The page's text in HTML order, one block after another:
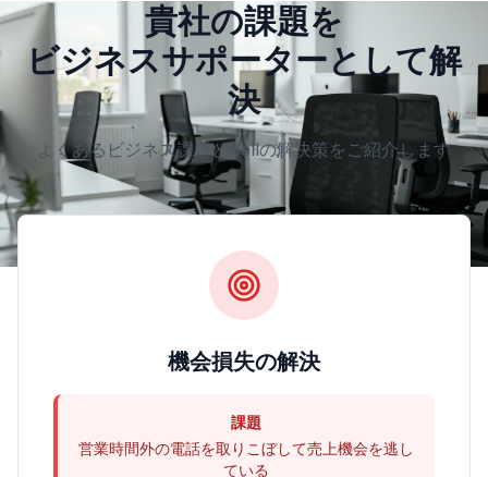
貴社の課題を
ビジネスサポーターとして解
決
よくあるビジネス課題とBellの解決策をご紹介します
機会損失の解決
課題
営業時間外の電話を取りこぼして売上機会を逃し
ている